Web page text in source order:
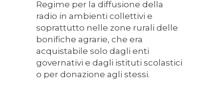
Regime per la diffusione della
radio in ambienti collettivi e
soprattutto nelle zone rurali delle
bonifiche agrarie, che era
acquistabile solo dagli enti
governativi e dagli istituti scolastici
o per donazione agli stessi.